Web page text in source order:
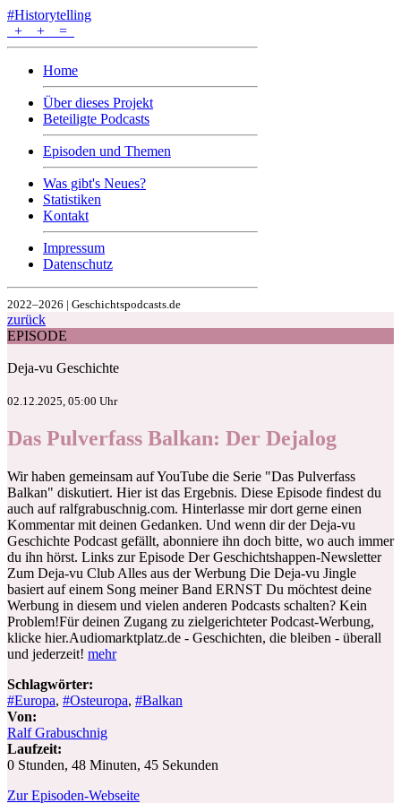
#Historytelling
+
+ =
Home
Über dieses Projekt
Beteiligte Podcasts
Episoden und Themen
Was gibt's Neues?
Statistiken
Kontakt
Impressum
Datenschutz
2022–2026 | Geschichtspodcasts.de
zurück
EPISODE
Deja-vu Geschichte
02.12.2025, 05:00 Uhr
Das Pulverfass Balkan: Der Dejalog
Wir haben gemeinsam auf YouTube die Serie "Das Pulverfass
Balkan" diskutiert. Hier ist das Ergebnis. Diese Episode findest du
auch auf ralfgrabuschnig.com. Hinterlasse mir dort gerne einen
Kommentar mit deinen Gedanken. Und wenn dir der Deja-vu
Geschichte Podcast gefällt, abonniere ihn doch bitte, wo auch immer
du ihn hörst. Links zur Episode Der Geschichtshappen-Newsletter
Zum Deja-vu Club Alles aus der Werbung Die Deja-vu Jingle
basiert auf einem Song meiner Band ERNST Du möchtest deine
Werbung in diesem und vielen anderen Podcasts schalten? Kein
Problem!Für deinen Zugang zu zielgerichteter Podcast-Werbung,
klicke hier.Audiomarktplatz.de - Geschichten, die bleiben - überall
und jederzeit! mehr
Schlagwörter:
#Europa, #Osteuropa, #Balkan
Von:
Ralf Grabuschnig
Laufzeit:
0 Stunden, 48 Minuten, 45 Sekunden
Zur Episoden-Webseite